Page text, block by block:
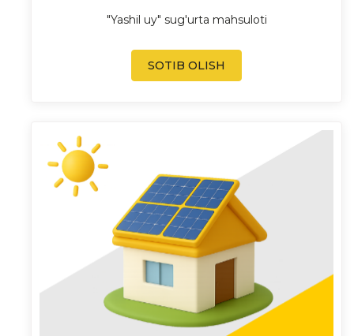
"Yashil uy" sug'urta mahsuloti
SOTIB OLISH